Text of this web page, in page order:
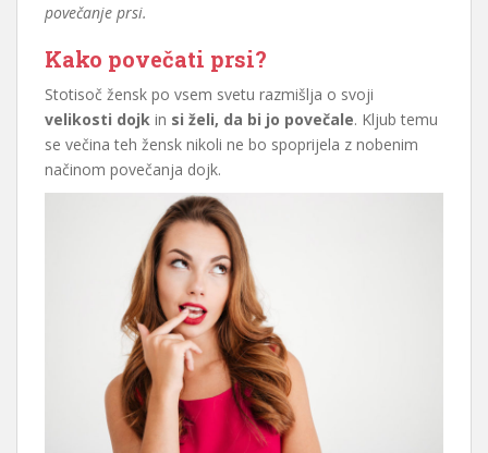
povečanje prsi.
Kako povečati prsi?
Stotisoč žensk po vsem svetu razmišlja o svoji
velikosti dojk in si želi, da bi jo povečale. Kljub temu
se večina teh žensk nikoli ne bo spoprijela z nobenim
načinom povečanja dojk.